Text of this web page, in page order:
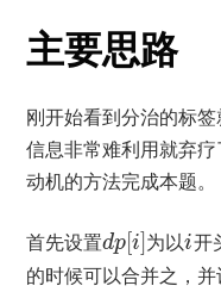
主要思路
刚开始看到分治的标
信息非常难利用就弃
动机的方法完成本题。
首先设置dp[i]为以i开
的时候可以合并之，